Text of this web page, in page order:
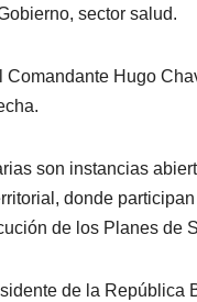
sector salud.
Hugo
son instancias
donde
de los Planes de
de la